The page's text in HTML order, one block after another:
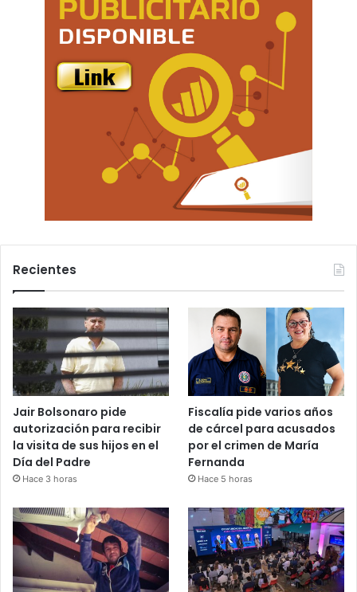
Recientes
Jair Bolsonaro pide
autorización para recibir
la visita de sus hijos en el
Día del Padre
Hace 3 horas
Fiscalía pide varios años
de cárcel para acusados
por el crimen de María
Fernanda
Hace 5 horas